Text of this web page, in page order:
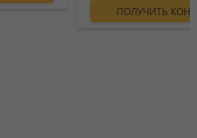
ПОЛУЧИТЬ